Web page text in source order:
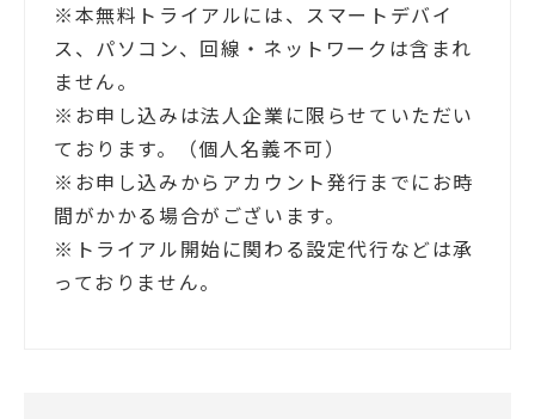
※本無料トライアルには、スマートデバイ
ス、パソコン、回線・ネットワークは含まれ
ません。
※お申し込みは法人企業に限らせていただい
ております。（個人名義不可）
※お申し込みからアカウント発行までにお時
間がかかる場合がございます。
※トライアル開始に関わる設定代行などは承
っておりません。